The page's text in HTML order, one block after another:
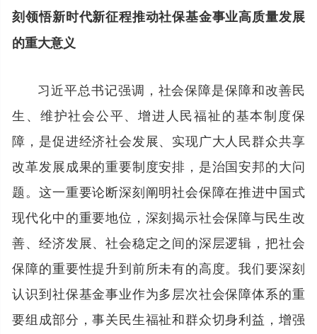
刻领悟新时代新征程推动社保基金事业高质量发展
的重大意义
习近平总书记强调，社会保障是保障和改善民
生、维护社会公平、增进人民福祉的基本制度保
障，是促进经济社会发展、实现广大人民群众共享
改革发展成果的重要制度安排，是治国安邦的大问
题。这一重要论断深刻阐明社会保障在推进中国式
现代化中的重要地位，深刻揭示社会保障与民生改
善、经济发展、社会稳定之间的深层逻辑，把社会
保障的重要性提升到前所未有的高度。我们要深刻
认识到社保基金事业作为多层次社会保障体系的重
要组成部分，事关民生福祉和群众切身利益，增强